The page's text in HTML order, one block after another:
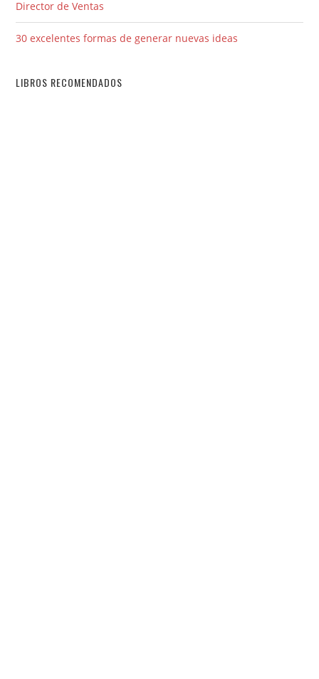
Director de Ventas
30 excelentes formas de generar nuevas ideas
LIBROS RECOMENDADOS